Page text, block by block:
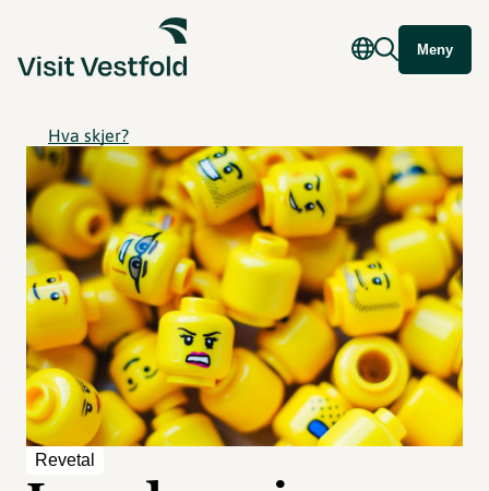
Meny
Hva skjer?
Revetal